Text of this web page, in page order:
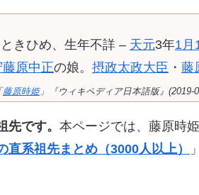
ときひめ、生年不詳 – 天元3年1月
藤原中正の娘。 摂政太政大臣 ・ 藤
藤原時姫」『ウィキペディア日本語版』(2019-
です。 本ページでは、藤原時
直系祖先まとめ（3000人以上）